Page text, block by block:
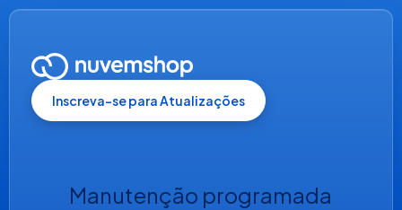
Inscreva-se para Atualizações
Manutenção programada